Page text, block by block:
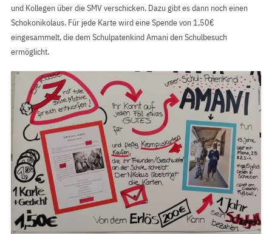
und Kollegen über die SMV verschicken. Dazu gibt es dann noch einen
Schokonikolaus. Für jede Karte wird eine Spende von 1,50€
eingesammelt, die dem Schulpatenkind Amani den Schulbesuch
ermöglicht.